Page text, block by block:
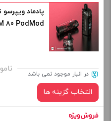
برای فعال شدن سبد خرید و
از کادر بالا انتخاب کنید.
+
80 PodMod
در انبار موجود نمی باشد
انتخاب گزینه ها